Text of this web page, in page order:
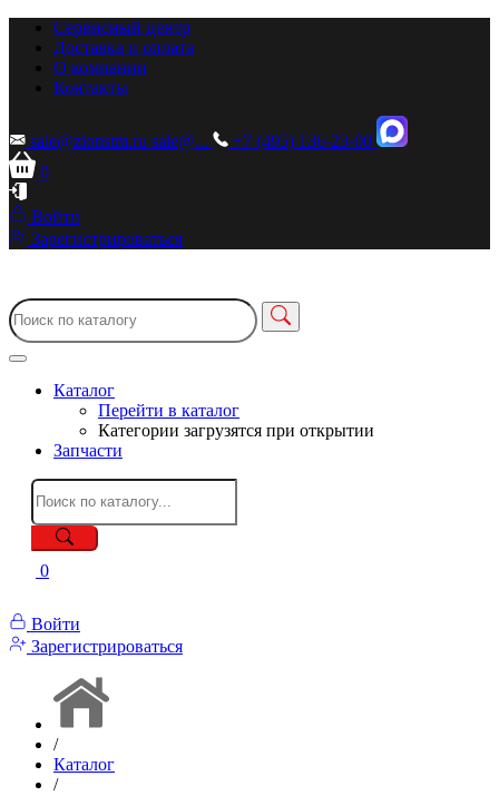
Сервисный центр
Доставка и оплата
О компании
Контакты
sale@zionstm.ru sale@...
+7 (495) 136-23-00
0
Войти
Зарегистрироваться
Каталог
Перейти в каталог
Категории загрузятся при открытии
Запчасти
0
Войти
Зарегистрироваться
/
Каталог
/